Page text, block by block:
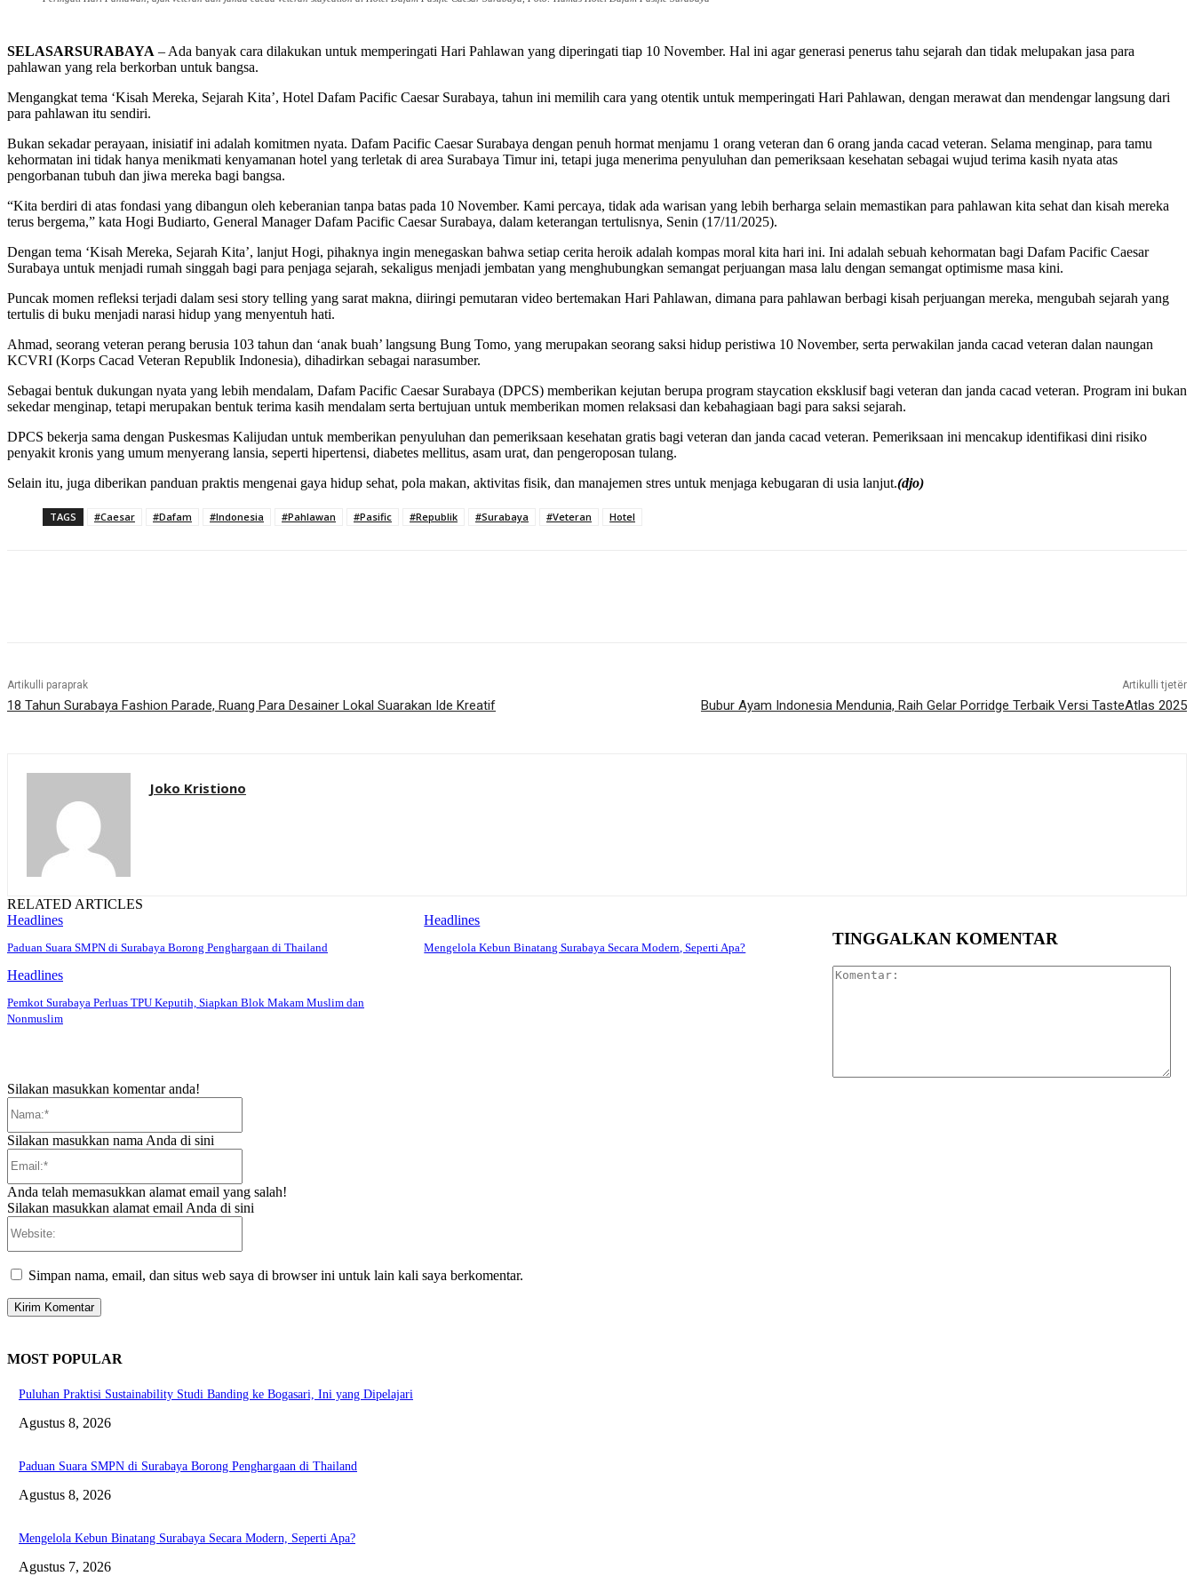
SELASARSURABAYA – Ada banyak cara dilakukan untuk memperingati Hari Pahlawan yang diperingati tiap 10 November. Hal ini agar generasi penerus tahu sejarah dan tidak melupakan jasa para
pahlawan yang rela berkorban untuk bangsa.
Mengangkat tema ‘Kisah Mereka, Sejarah Kita’, Hotel Dafam Pacific Caesar Surabaya, tahun ini memilih cara yang otentik untuk memperingati Hari Pahlawan, dengan merawat dan mendengar langsung dari
para pahlawan itu sendiri.
Bukan sekadar perayaan, inisiatif ini adalah komitmen nyata. Dafam Pacific Caesar Surabaya dengan penuh hormat menjamu 1 orang veteran dan 6 orang janda cacad veteran. Selama menginap, para tamu
kehormatan ini tidak hanya menikmati kenyamanan hotel yang terletak di area Surabaya Timur ini, tetapi juga menerima penyuluhan dan pemeriksaan kesehatan sebagai wujud terima kasih nyata atas
pengorbanan tubuh dan jiwa mereka bagi bangsa.
“Kita berdiri di atas fondasi yang dibangun oleh keberanian tanpa batas pada 10 November. Kami percaya, tidak ada warisan yang lebih berharga selain memastikan para pahlawan kita sehat dan kisah mereka
terus bergema,” kata Hogi Budiarto, General Manager Dafam Pacific Caesar Surabaya, dalam keterangan tertulisnya, Senin (17/11/2025).
Dengan tema ‘Kisah Mereka, Sejarah Kita’, lanjut Hogi, pihaknya ingin menegaskan bahwa setiap cerita heroik adalah kompas moral kita hari ini. Ini adalah sebuah kehormatan bagi Dafam Pacific Caesar
Surabaya untuk menjadi rumah singgah bagi para penjaga sejarah, sekaligus menjadi jembatan yang menghubungkan semangat perjuangan masa lalu dengan semangat optimisme masa kini.
Puncak momen refleksi terjadi dalam sesi story telling yang sarat makna, diiringi pemutaran video bertemakan Hari Pahlawan, dimana para pahlawan berbagi kisah perjuangan mereka, mengubah sejarah yang
tertulis di buku menjadi narasi hidup yang menyentuh hati.
Ahmad, seorang veteran perang berusia 103 tahun dan ‘anak buah’ langsung Bung Tomo, yang merupakan seorang saksi hidup peristiwa 10 November, serta perwakilan janda cacad veteran dalan naungan
KCVRI (Korps Cacad Veteran Republik Indonesia), dihadirkan sebagai narasumber.
Sebagai bentuk dukungan nyata yang lebih mendalam, Dafam Pacific Caesar Surabaya (DPCS) memberikan kejutan berupa program staycation eksklusif bagi veteran dan janda cacad veteran. Program ini bukan
sekedar menginap, tetapi merupakan bentuk terima kasih mendalam serta bertujuan untuk memberikan momen relaksasi dan kebahagiaan bagi para saksi sejarah.
DPCS bekerja sama dengan Puskesmas Kalijudan untuk memberikan penyuluhan dan pemeriksaan kesehatan gratis bagi veteran dan janda cacad veteran. Pemeriksaan ini mencakup identifikasi dini risiko
penyakit kronis yang umum menyerang lansia, seperti hipertensi, diabetes mellitus, asam urat, dan pengeroposan tulang.
Selain itu, juga diberikan panduan praktis mengenai gaya hidup sehat, pola makan, aktivitas fisik, dan manajemen stres untuk menjaga kebugaran di usia lanjut.(djo)
TAGS #Caesar #Dafam #Indonesia #Pahlawan #Pasific #Republik #Surabaya #Veteran Hotel
Artikulli paraprak
18 Tahun Surabaya Fashion Parade, Ruang Para Desainer Lokal Suarakan Ide Kreatif
Artikulli tjetër
Bubur Ayam Indonesia Mendunia, Raih Gelar Porridge Terbaik Versi TasteAtlas 2025
Joko Kristiono
RELATED ARTICLES
Headlines
Paduan Suara SMPN di Surabaya Borong Penghargaan di Thailand
Headlines
Mengelola Kebun Binatang Surabaya Secara Modern, Seperti Apa?
Headlines
Pemkot Surabaya Perluas TPU Keputih, Siapkan Blok Makam Muslim dan
Nonmuslim
TINGGALKAN KOMENTAR
Silakan masukkan komentar anda!
Silakan masukkan nama Anda di sini
Anda telah memasukkan alamat email yang salah!
Silakan masukkan alamat email Anda di sini
Simpan nama, email, dan situs web saya di browser ini untuk lain kali saya berkomentar.
MOST POPULAR
Puluhan Praktisi Sustainability Studi Banding ke Bogasari, Ini yang Dipelajari
Agustus 8, 2026
Paduan Suara SMPN di Surabaya Borong Penghargaan di Thailand
Agustus 8, 2026
Mengelola Kebun Binatang Surabaya Secara Modern, Seperti Apa?
Agustus 7, 2026